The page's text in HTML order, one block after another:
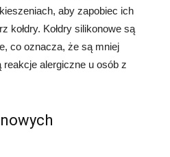
aby zapobiec ich
kołdry. Kołdry silikonowe są
co oznacza, że są mniej
reakcje alergiczne u osób z